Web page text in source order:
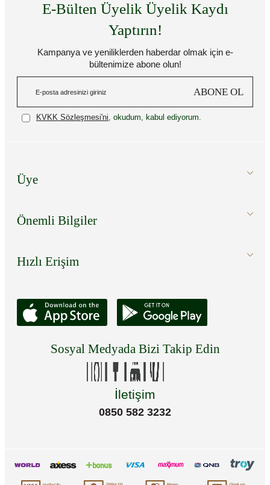
E-Bülten Üyelik Üyelik Kaydı
Yaptırın!
Kampanya ve yeniliklerden haberdar olmak için e-
bültenimize abone olun!
ABONE OL
KVKK Sözleşmesi'ni, okudum, kabul ediyorum.
Üye
Önemli Bilgiler
Hızlı Erişim
Sosyal Medyada Bizi Takip Edin
İletişim
0850 582 3232